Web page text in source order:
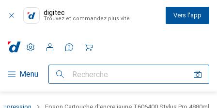
digitec
Trouvez et commandez plus vite Vers l'app
Navigation par catégorie
Menu Recherche
Paramètres
Compte client
Listes de comparaison
Listes d'envies
Panier